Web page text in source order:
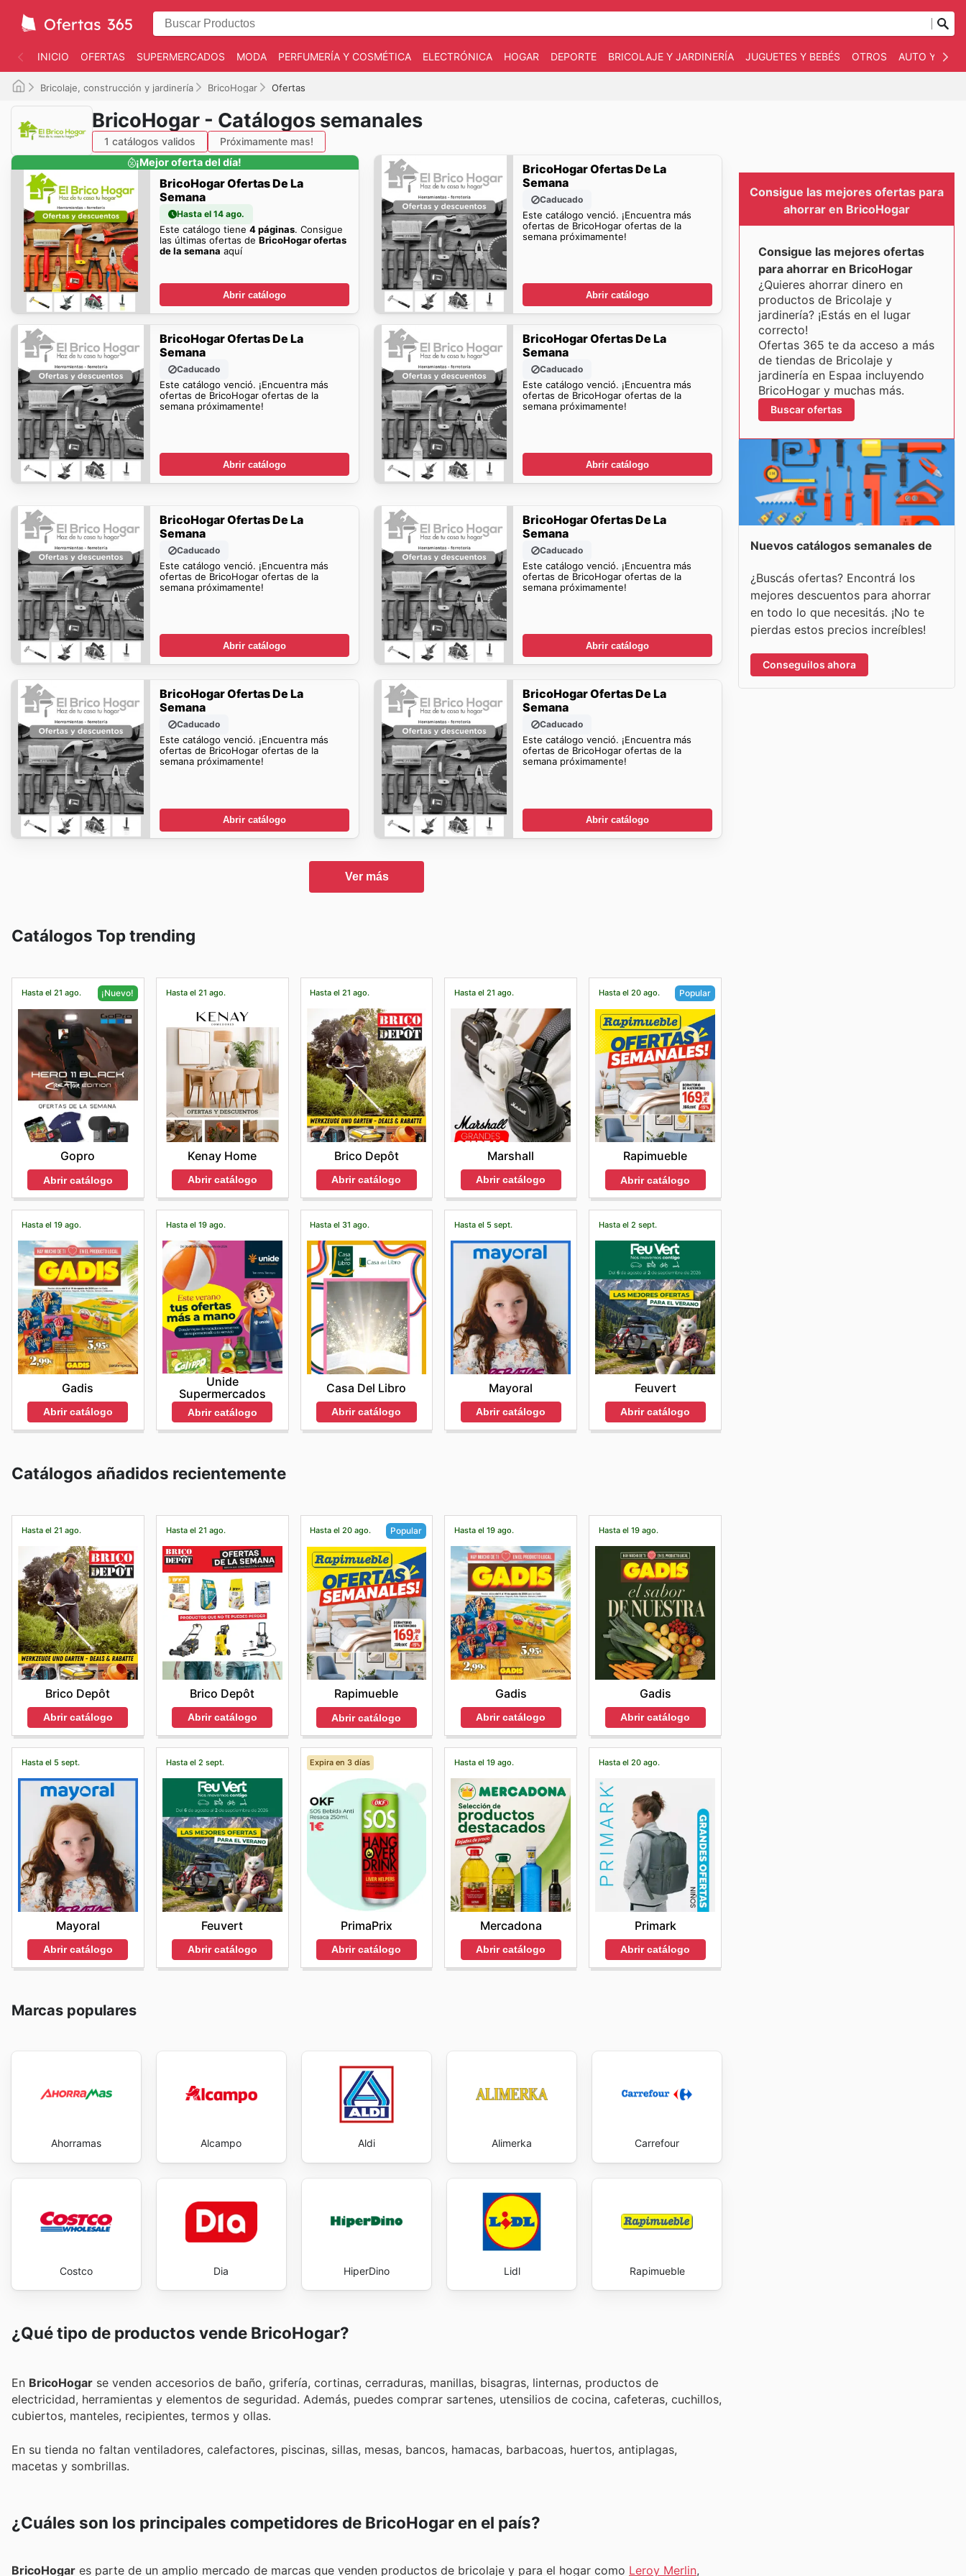
INICIO OFERTAS SUPERMERCADOS MODA PERFUMERÍA Y COSMÉTICA ELECTRÓNICA HOGAR DEPORTE BRICOLAJE Y JARDINERÍA JUGUETES Y BEBÉS OTROS AUTO Y
Bricolaje, construcción y jardinería BricoHogar Ofertas
BricoHogar - Catálogos semanales
1 catálogos validos
Próximamente mas!
¡Mejor oferta del día!
BricoHogar Ofertas De La
Semana
Hasta el 14 ago.
Este catálogo tiene 4 páginas. Consigue
las últimas ofertas de BricoHogar ofertas
de la semana aquí
Abrir catálogo
BricoHogar Ofertas De La
Semana
Caducado
Este catálogo venció. ¡Encuentra más
ofertas de BricoHogar ofertas de la
semana próximamente!
Abrir catálogo
BricoHogar Ofertas De La
Semana
Caducado
Este catálogo venció. ¡Encuentra más
ofertas de BricoHogar ofertas de la
semana próximamente!
Abrir catálogo
BricoHogar Ofertas De La
Semana
Caducado
Este catálogo venció. ¡Encuentra más
ofertas de BricoHogar ofertas de la
semana próximamente!
Abrir catálogo
BricoHogar Ofertas De La
Semana
Caducado
Este catálogo venció. ¡Encuentra más
ofertas de BricoHogar ofertas de la
semana próximamente!
Abrir catálogo
BricoHogar Ofertas De La
Semana
Caducado
Este catálogo venció. ¡Encuentra más
ofertas de BricoHogar ofertas de la
semana próximamente!
Abrir catálogo
BricoHogar Ofertas De La
Semana
Caducado
Este catálogo venció. ¡Encuentra más
ofertas de BricoHogar ofertas de la
semana próximamente!
Abrir catálogo
BricoHogar Ofertas De La
Semana
Caducado
Este catálogo venció. ¡Encuentra más
ofertas de BricoHogar ofertas de la
semana próximamente!
Abrir catálogo
Ver más
Catálogos Top trending
Hasta el 21 ago. ¡Nuevo!
Gopro
Abrir catálogo
Hasta el 21 ago.
Kenay Home
Abrir catálogo
Hasta el 21 ago.
Brico Depôt
Abrir catálogo
Hasta el 21 ago.
Marshall
Abrir catálogo
Hasta el 20 ago. Popular
Rapimueble
Abrir catálogo
Hasta el 19 ago.
Gadis
Abrir catálogo
Hasta el 19 ago.
Unide
Supermercados
Abrir catálogo
Hasta el 31 ago.
Casa Del Libro
Abrir catálogo
Hasta el 5 sept.
Mayoral
Abrir catálogo
Hasta el 2 sept.
Feuvert
Abrir catálogo
Catálogos añadidos recientemente
Hasta el 21 ago.
Brico Depôt
Abrir catálogo
Hasta el 21 ago.
Brico Depôt
Abrir catálogo
Hasta el 20 ago. Popular
Rapimueble
Abrir catálogo
Hasta el 19 ago.
Gadis
Abrir catálogo
Hasta el 19 ago.
Gadis
Abrir catálogo
Hasta el 5 sept.
Mayoral
Abrir catálogo
Hasta el 2 sept.
Feuvert
Abrir catálogo
Expira en 3 días
PrimaPrix
Abrir catálogo
Hasta el 19 ago.
Mercadona
Abrir catálogo
Hasta el 20 ago.
Primark
Abrir catálogo
Marcas populares
Ahorramas Alcampo Aldi Alimerka Carrefour
Costco Dia HiperDino Lidl Rapimueble
¿Qué tipo de productos vende BricoHogar?
En BricoHogar se venden accesorios de baño, grifería, cortinas, cerraduras, manillas, bisagras, linternas, productos de
electricidad, herramientas y elementos de seguridad. Además, puedes comprar sartenes, utensilios de cocina, cafeteras, cuchillos,
cubiertos, manteles, recipientes, termos y ollas.
En su tienda no faltan ventiladores, calefactores, piscinas, sillas, mesas, bancos, hamacas, barbacoas, huertos, antiplagas,
macetas y sombrillas.
¿Cuáles son los principales competidores de BricoHogar en el país?
BricoHogar es parte de un amplio mercado de marcas que venden productos de bricolaje y para el hogar como Leroy Merlin,
Consigue las mejores ofertas para
ahorrar en BricoHogar
Consigue las mejores ofertas
para ahorrar en BricoHogar
¿Quieres ahorrar dinero en
productos de Bricolaje y
jardinería? ¡Estás en el lugar
correcto!
Ofertas 365 te da acceso a más
de tiendas de Bricolaje y
jardinería en Espaa incluyendo
BricoHogar y muchas más.
Buscar ofertas
Nuevos catálogos semanales de
¿Buscás ofertas? Encontrá los
mejores descuentos para ahorrar
en todo lo que necesitás. ¡No te
pierdas estos precios increíbles!
Conseguilos ahora